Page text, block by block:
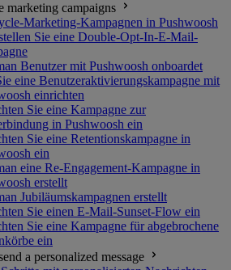
marketing campaigns
Marketing-Kampagnen in Pushwoosh
Sie eine Double-Opt-In-E-Mail-
Benutzer mit Pushwoosh onboardet
eine Benutzeraktivierungskampagne mit
einrichten
Sie eine Kampagne zur
in Pushwoosh ein
Sie eine Retentionskampagne in
ein
eine Re-Engagement-Kampagne in
erstellt
Jubiläumskampagnen erstellt
Sie einen E-Mail-Sunset-Flow ein
Sie eine Kampagne für abgebrochene
ein
a personalized message